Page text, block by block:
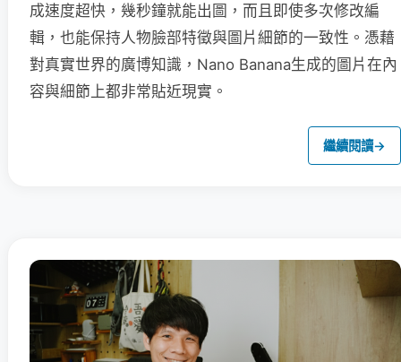
成速度超快，幾秒鐘就能出圖，而且即使多次修改編
輯，也能保持人物臉部特徵與圖片細節的一致性。憑藉
對真實世界的廣博知識，Nano Banana生成的圖片在內
容與細節上都非常貼近現實。
繼續閱讀→